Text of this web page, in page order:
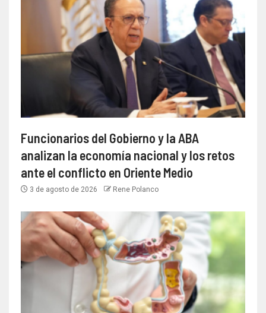
Funcionarios del Gobierno y la ABA
analizan la economía nacional y los retos
ante el conflicto en Oriente Medio
3 de agosto de 2026 Rene Polanco